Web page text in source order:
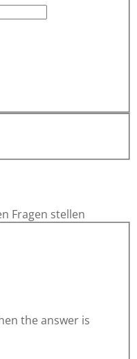
Fragen stellen
the answer is